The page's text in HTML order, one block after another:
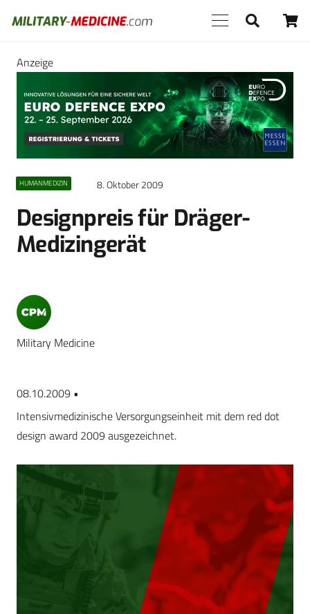
Anzeige
HUMANMEDIZIN 8. Oktober 2009
Designpreis für Dräger-
Medizingerät
Military Medicine
08.10.2009 •
Intensivmedizinische Versorgungseinheit mit dem red dot
design award 2009 ausgezeichnet.